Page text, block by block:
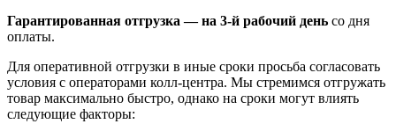
Гарантированная отгрузка — на 3‑й рабочий день со дня
оплаты.
Для оперативной отгрузки в иные сроки просьба согласовать
условия с операторами колл‑центра. Мы стремимся отгружать
товар максимально быстро, однако на сроки могут влиять
следующие факторы: